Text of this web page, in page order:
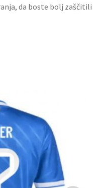
da boste bolj zaščitili